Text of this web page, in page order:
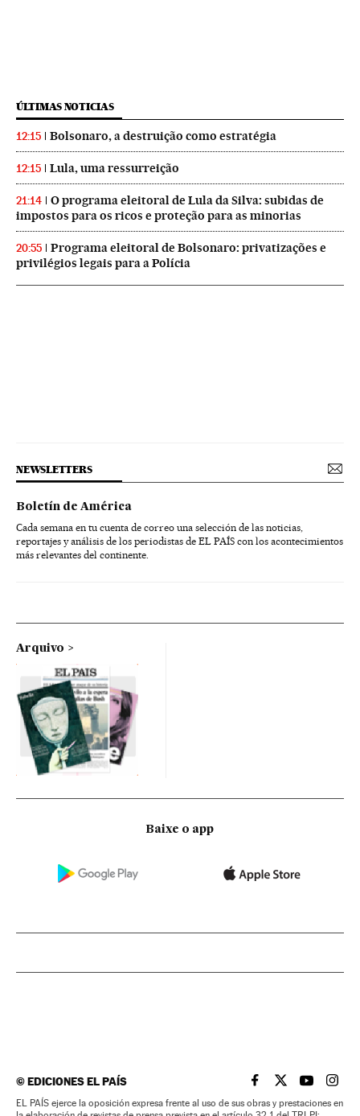
ÚLTIMAS NOTICIAS
12:15 Bolsonaro, a destruição como estratégia
12:15 Lula, uma ressurreição
21:14
O programa eleitoral de Lula da Silva: subidas de
impostos para os ricos e proteção para as minorias
20:55
Programa eleitoral de Bolsonaro: privatizações e
privilégios legais para a Polícia
NEWSLETTERS
Boletín de América
Cada semana en tu cuenta de correo una selección de las noticias,
reportajes y análisis de los periodistas de EL PAÍS con los acontecimientos
más relevantes del continente.
Arquivo
Baixe o app
©EDICIONES EL PAÍS EL PAÍS BRASIL EN
EL PAÍSEL PAÍS
EL
EL PAÍS ejerce la oposición expresa frente al uso de sus obras y prestaciones en